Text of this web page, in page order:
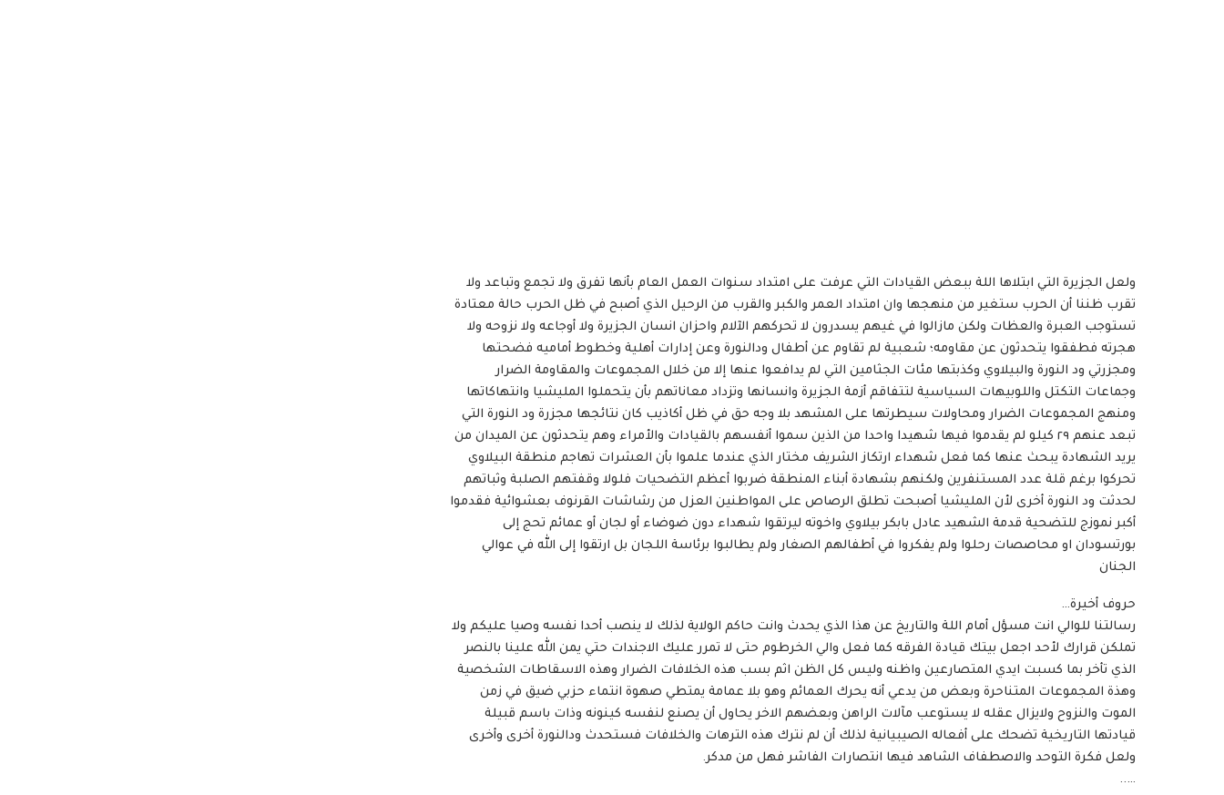
ولعل الجزيرة التي ابتلاها اللة ببعض القيادات التي عرفت على امتداد سنوات العمل العام بأنها تفرق ولا تجمع وتباعد ولا
تقرب ظننا أن الحرب ستغير من منهجها وان امتداد العمر والكبر والقرب من الرحيل الذي أصبح في ظل الحرب حالة معتادة
تستوجب العبرة والعظات ولكن مازالوا في غيهم يسدرون لا تحركهم الآلام واحزان انسان الجزيرة ولا أوجاعه ولا نزوحه ولا
هجرته فطفقوا يتحدثون عن مقاومه؛ شعبية لم تقاوم عن أطفال ودالنورة وعن إدارات أهلية وخطوط أماميه فضحتها
ومجزرتي ود النورة والبيلاوي وكذبتها مئات الجثامين التي لم يدافعوا عنها إلا من خلال المجموعات والمقاومة الضرار
وجماعات التكتل واللوبيهات السياسية لتتفاقم أزمة الجزيرة وانسانها وتزداد معاناتهم بأن يتحملوا المليشيا وانتهاكاتها
ومنهج المجموعات الضرار ومحاولات سيطرتها على المشهد بلا وجه حق في ظل أكاذيب كان نتائجها مجزرة ود النورة التي
تبعد عنهم ٢٩ كيلو لم يقدموا فيها شهيدا واحدا من الذين سموا أنفسهم بالقيادات والأمراء وهم يتحدثون عن الميدان من
يريد الشهادة يبحث عنها كما فعل شهداء ارتكاز الشريف مختار الذي عندما علموا بأن العشرات تهاجم منطقة البيلاوي
تحركوا برغم قلة عدد المستنفرين ولكنهم بشهادة أبناء المنطقة ضربوا أعظم التضحيات فلولا وقفتهم الصلبة وثباتهم
لحدثت ود النورة أخرى لأن المليشيا أصبحت تطلق الرصاص على المواطنين العزل من رشاشات القرنوف بعشوائية فقدموا
أكبر نموزج للتضحية قدمة الشهيد عادل بابكر بيلاوي واخوته ليرتقوا شهداء دون ضوضاء أو لجان أو عمائم تحج إلى
بورتسودان او محاصصات رحلوا ولم يفكروا في أطفالهم الصغار ولم يطالبوا برئاسة اللجان بل ارتقوا إلى الله في عوالي
الجنان
حروف أخيرة…
رسالتنا للوالي انت مسؤل أمام اللة والتاريخ عن هذا الذي يحدث وانت حاكم الولاية لذلك لا ينصب أحدا نفسه وصيا عليكم ولا
تملكن قرارك لأحد اجعل بيتك قيادة الفرقه كما فعل والي الخرطوم حتى لا تمرر عليك الاجندات حتي يمن الله علينا بالنصر
الذي تأخر بما كسبت ايدي المتصارعين واظنه وليس كل الظن اثم بسب هذه الخلافات الضرار وهذه الاسقاطات الشخصية
وهذة المجموعات المتناحرة وبعض من يدعي أنه يحرك العمائم وهو بلا عمامة يمتطي صهوة انتماء حزبي ضيق في زمن
الموت والنزوح ولايزال عقله لا يستوعب مآلات الراهن وبعضهم الاخر يحاول أن يصنع لنفسه كينونه وذات باسم قبيلة
قيادتها التاريخية تضحك على أفعاله الصيبيانية لذلك أن لم نترك هذه الترهات والخلافات فستحدث ودالنورة أخرى وأخرى
ولعل فكرة التوحد والاصطفاف الشاهد فيها انتصارات الفاشر فهل من مدكر.
…..